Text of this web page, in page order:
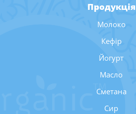
Продукція
Молоко
Кефір
Йогурт
Масло
Сметана
Сир